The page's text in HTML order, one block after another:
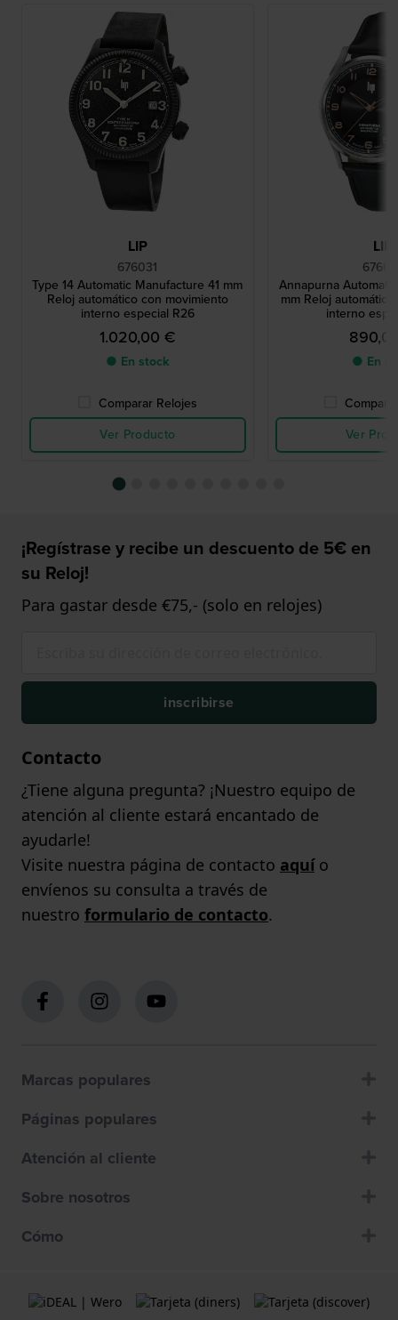
LIP
676031
Type 14 Automatic Manufacture 41 mm
Reloj automático con movimiento
interno especial R26
1.020,00 €
● En stock
Comparar Relojes
Ver Producto
LIP
Annapurna
mm Reloj
interno
● En
Ver
¡Regístrase y recibe un descuento de 5€ en
su Reloj!
Para gastar desde €75,- (solo en relojes)
inscribirse
Contacto
¿Tiene alguna pregunta? ¡Nuestro equipo de
atención al cliente estará encantado de
ayudarle!
Visite nuestra página de contacto aquío
envíenos su consulta a través de
nuestro formulario de contacto.
Marcas populares
Páginas populares
Atención al cliente
Sobre nosotros
Cómo